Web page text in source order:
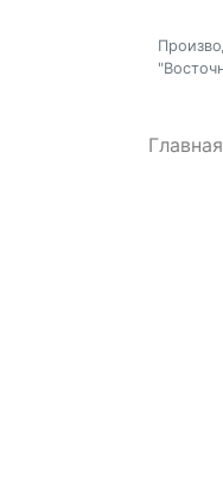
Главная